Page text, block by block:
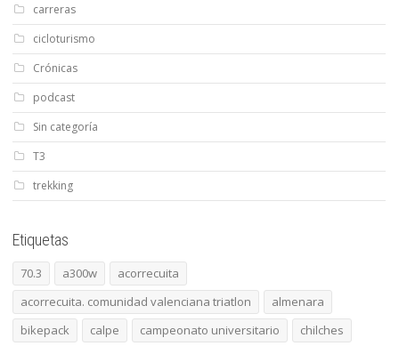
carreras
cicloturismo
Crónicas
podcast
Sin categoría
T3
trekking
Etiquetas
70.3 a300w
acorrecuita
acorrecuita. comunidad valenciana triatlon
almenara
bikepack
calpe campeonato universitario
chilches